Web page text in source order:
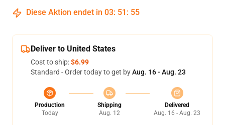
Diese Aktion endet in 03: 51 : 54
Deliver to United States
Cost to ship:$6.99
Standard - Order today to get byAug. 16 - Aug. 23
Production
Today
Shipping
Aug. 12
Delivered
Aug. 16 - Aug. 23